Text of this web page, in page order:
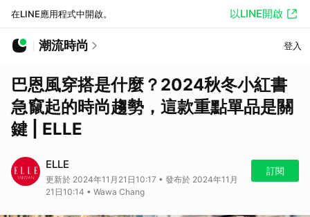
在LINE應用程式中開啟。 以LINE開啟
潮流時尚 登入
巴恩風穿搭是什麼？2024秋冬小紅書
急竄起的時尚趨勢，這款重點單品是關
鍵 | ELLE
ELLE
更新於 2024年11月21日10:17 • 發布於 2024年11月
21日10:14 • Wawa Chang
訂閱